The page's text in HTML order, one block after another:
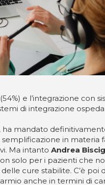
e l’integrazione con
di integrazione
ha mandato
in materia
Ma intanto Andrea
solo per i pazienti che
cure stabilite. C’è
anche in termini di